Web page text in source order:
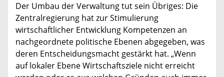
Der Umbau der Verwaltung tut sein Übriges: Die
Zentralregierung hat zur Stimulierung
wirtschaftlicher Entwicklung Kompetenzen an
nachgeordnete politische Ebenen abgegeben, was
deren Entscheidungsmacht gestärkt hat. „Wenn
auf lokaler Ebene Wirtschaftsziele nicht erreicht